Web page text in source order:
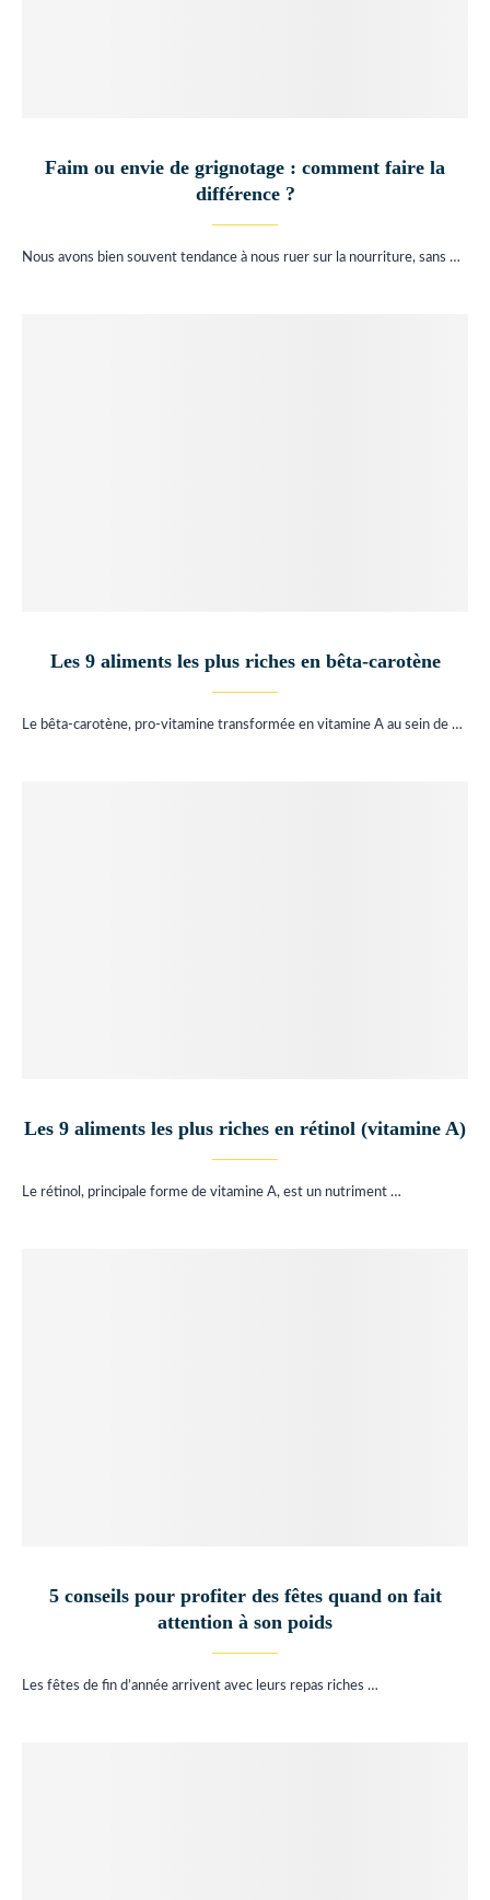
Faim ou envie de grignotage : comment faire la
différence ?
Nous avons bien souvent tendance à nous ruer sur la nourriture, sans …
Les 9 aliments les plus riches en bêta-carotène
Le bêta-carotène, pro-vitamine transformée en vitamine A au sein de …
Les 9 aliments les plus riches en rétinol (vitamine A)
Le rétinol, principale forme de vitamine A, est un nutriment …
5 conseils pour profiter des fêtes quand on fait
attention à son poids
Les fêtes de fin d’année arrivent avec leurs repas riches …